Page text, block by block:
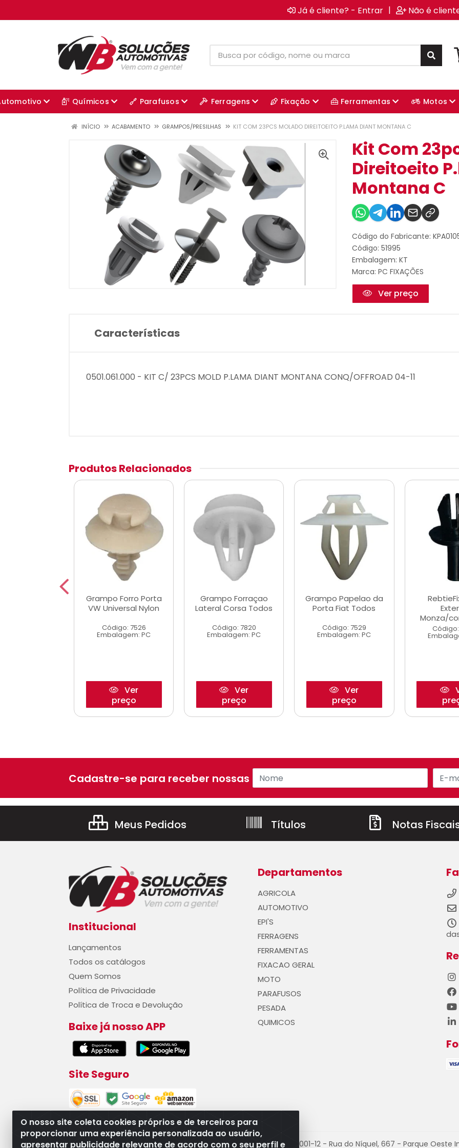
Já é cliente? - Entrar | Não é
Químicos Parafusos Ferragens Fixação Ferramentas Motos
INÍCIO ACABAMENTO GRAMPOS/PRESILHAS KIT COM 23PCS MOLADO DIREITOEITO P.LAMA DIANT MONTANA C
Kit Com
Direitoeito
Montana C
Código do Fabricante:
Código: 51995
Embalagem: KT
Marca: PC FIXAÇÕES
Ver preço
Características
0501.061.000 - KIT C/ 23PCS MOLD P.LAMA DIANT MONTANA CONQ/OFFROAD 04-11
Produtos Relacionados
Grampo Forro Porta
VW Universal Nylon
Código: 7526
Embalagem: PC
Ver
preço
Grampo Forraçao
Lateral Corsa Todos
Código: 7820
Embalagem: PC
Ver
preço
Grampo Papelao da
Porta Fiat Todos
Código: 7529
Embalagem: PC
Ver
preço
Monza/
O nosso site coleta cookies próprios e de terceiros para
proporcionar uma experiência personalizada ao usuário,
apresentar publicidade relevante de acordo com o seu perfil e
Cadastre-se para receber nossas ofertas!
Meus Pedidos Títulos Notas
Institucional
Lançamentos
Todos os catálogos
Quem Somos
Política de Privacidade
Política de Troca e Devolução
Baixe já nosso APP
Site Seguro
Departamentos
AGRICOLA
AUTOMOTIVO
EPI'S
FERRAGENS
FERRAMENTAS
FIXACAO GERAL
MOTO
PARAFUSOS
PESADA
QUIMICOS
WB Componentes Automotivos LTDA - CNPJ 08.528.393/0001-12 - Rua do Níquel, 667 - Parque Oeste